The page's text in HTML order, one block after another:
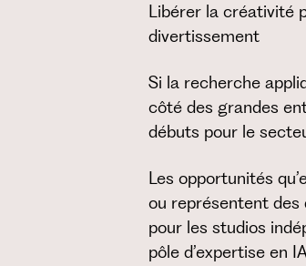
Libérer la créativité
divertissement
Si la recherche
côté des grandes
débuts pour le
Les opportunités
ou représentent
pour les studios
pôle d’expertise en